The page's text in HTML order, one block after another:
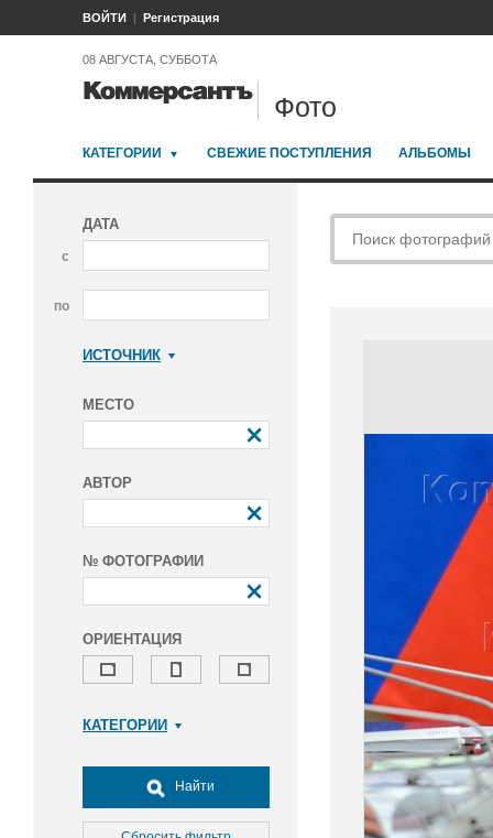
ВОЙТИ Регистрация
08 АВГУСТА, СУББОТА
Фото
КАТЕГОРИИ СВЕЖИЕ ПОСТУПЛЕНИЯ АЛЬБОМЫ
ДАТА
с
по
ИСТОЧНИК
МЕСТО
АВТОР
№ ФОТОГРАФИИ
ОРИЕНТАЦИЯ
КАТЕГОРИИ
Досуг, туризм и отдых
Культура
Найти